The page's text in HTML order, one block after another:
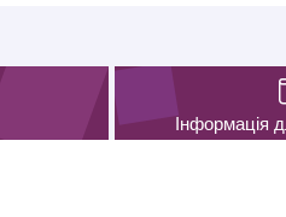
Інформація